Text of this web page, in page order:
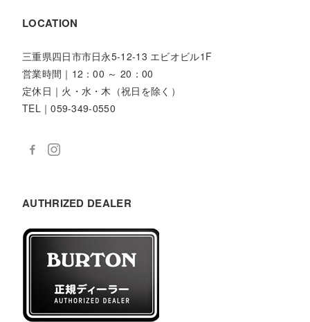
LOCATION
三重県四日市市日永5-12-13 エビオビル1F
営業時間｜12：00 ～ 20：00
定休日｜火・水・木（祝日を除く）
TEL｜059-349-0550
AUTHRIZED DEALER